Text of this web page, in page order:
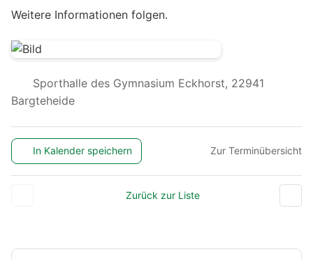
Weitere Informationen folgen.
Sporthalle des Gymnasium Eckhorst, 22941
Bargteheide
In Kalender speichern Zur Terminübersicht
Zurück zur Liste